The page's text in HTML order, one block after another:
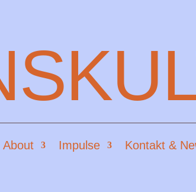
About Impulse Kontakt &